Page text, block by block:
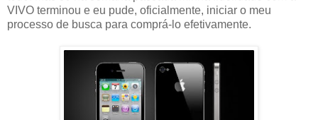
VIVO terminou e eu pude, oficialmente, iniciar o meu
processo de busca para comprá-lo efetivamente.